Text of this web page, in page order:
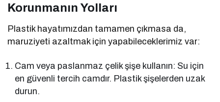
Korunmanın Yolları
Plastik hayatımızdan tamamen çıkmasa da,
maruziyeti azaltmak için yapabileceklerimiz var:
Cam veya paslanmaz çelik şişe kullanın: Su için
en güvenli tercih camdır. Plastik şişelerden uzak
durun.